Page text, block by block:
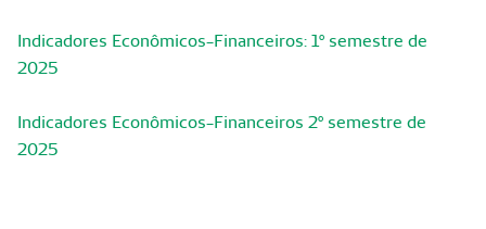
Indicadores Econômicos-Financeiros: 1º semestre de
2025
Indicadores Econômicos-Financeiros 2º semestre de
2025